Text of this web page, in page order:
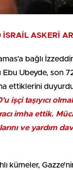
İSRAİL ASKERİ
bağlı
Ebu Ubeyde, son
ettiklerini
işçi taşıyıcı
imha ettik.
ve yardım
kümeler,